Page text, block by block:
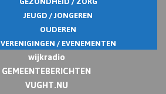
JEUGD / JONGEREN
OUDEREN
VERENIGINGEN / EVENEMENTEN
wijkradio
GEMEENTEBERICHTEN
VUGHT.NU